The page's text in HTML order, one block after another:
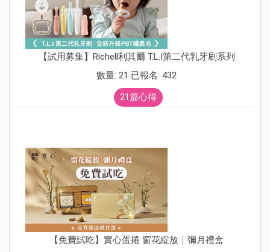
【試用募集】Richell利其爾 T.L.I第二代乳牙刷系列
數量: 21 已報名: 432
21篇心得
【免費試吃】實心蛋捲 窗花綻放｜彌月禮盒